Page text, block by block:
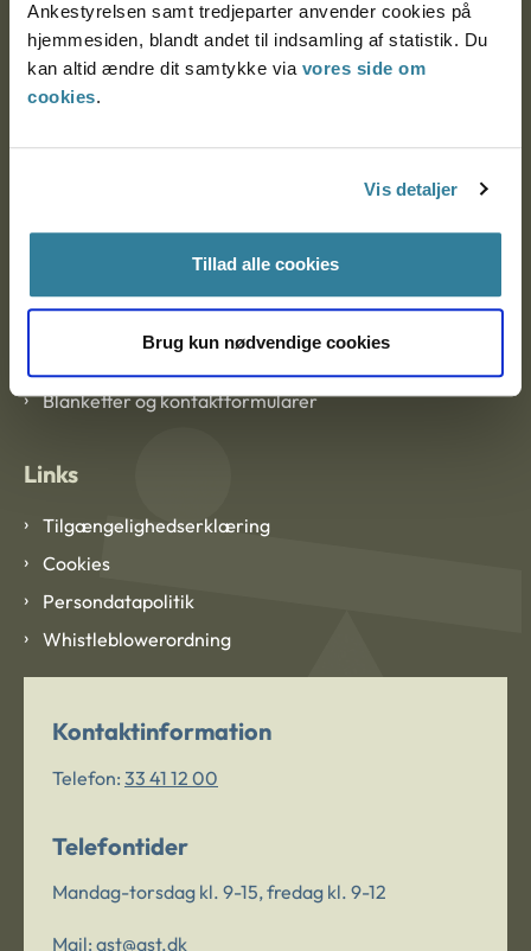
Ankestyrelsen samt tredjeparter anvender cookies på
hjemmesiden, blandt andet til indsamling af statistik. Du
kan altid ændre dit samtykke via vores side om
cookies.
Vis detaljer
Tillad alle cookies
Brug kun nødvendige cookies
Ankestyrelsen Aalborg
Ankestyrelsen København
Om Ankestyrelsen
Blanketter og kontaktformularer
Links
Tilgængelighedserklæring
Cookies
Persondatapolitik
Whistleblowerordning
Kontaktinformation
Telefon: 33 41 12 00
Telefontider
Mandag-torsdag kl. 9-15, fredag kl. 9-12
Mail: ast@ast.dk